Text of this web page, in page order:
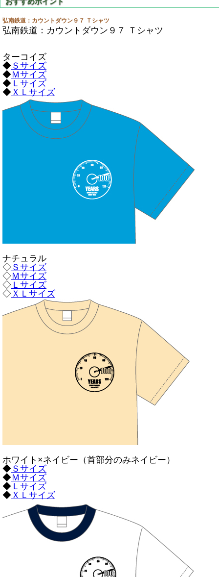
弘南鉄道：カウントダウン９７ Ｔシャツ
弘南鉄道：カウントダウン９７ Ｔシャツ
ターコイズ
◆ Ｓサイズ
◆Ｍサイズ
◆ Ｌサイズ
◆ ＸＬサイズ
ナチュラル
◇ Ｓサイズ
◇Ｍサイズ
◇ Ｌサイズ
◇ ＸＬサイズ
ホワイト×ネイビー（首部分のみネイビー）
◆ Ｓサイズ
◆Ｍサイズ
◆ Ｌサイズ
◆ ＸＬサイズ